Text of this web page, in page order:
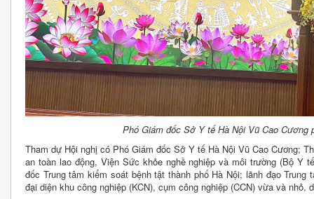
Phó Giám đốc Sở Y tế Hà Nội Vũ Cao Cương
Tham dự Hội nghị có Phó Giám đốc Sở Y tế Hà Nội Vũ Cao Cương;
an toàn lao động, Viện Sức khỏe nghề nghiệp và môi trường (Bộ Y
đốc Trung tâm kiểm soát bệnh tật thành phố Hà Nội; lãnh đạo
đại diện khu công nghiệp (KCN), cụm công nghiệp (CCN) vừa và nhỏ,